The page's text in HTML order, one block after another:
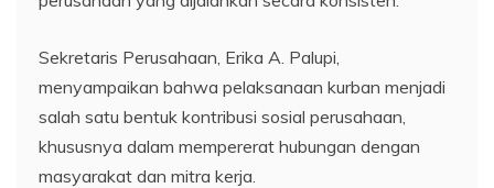
Sekretaris Perusahaan, Erika A. Palupi,
menyampaikan bahwa pelaksanaan kurban menjadi
salah satu bentuk kontribusi sosial perusahaan,
khususnya dalam mempererat hubungan dengan
masyarakat dan mitra kerja.